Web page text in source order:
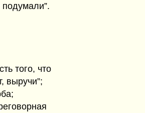
того, что
выручи”;